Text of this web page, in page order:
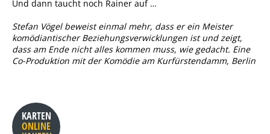
Und dann taucht noch Rainer auf …
Stefan Vögel beweist einmal mehr, dass er ein Meister
komödiantischer Beziehungsverwicklungen ist und zeigt,
dass am Ende nicht alles kommen muss, wie gedacht. Eine
Co-Produktion mit der Komödie am Kurfürstendamm, Berlin
KARTEN
ONLINE